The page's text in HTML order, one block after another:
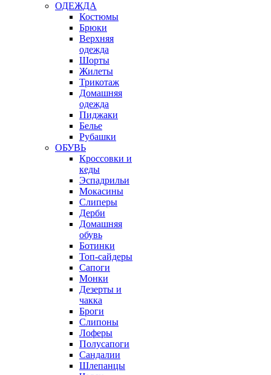
ОДЕЖДА
Костюмы
Брюки
Верхняя
одежда
Шорты
Жилеты
Трикотаж
Домашняя
одежда
Пиджаки
Белье
Рубашки
ОБУВЬ
Кроссовки и
кеды
Эспадрильи
Мокасины
Слиперы
Дерби
Домашняя
обувь
Ботинки
Топ-сайдеры
Сапоги
Монки
Дезерты и
чакка
Броги
Слипоны
Лоферы
Полусапоги
Сандалии
Шлепанцы